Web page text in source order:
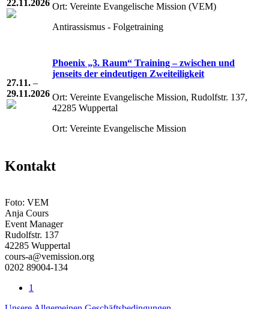
22.11.2026 Ort: Vereinte Evangelische Mission (VEM)
Antirassismus - Folgetraining
27.11. –
29.11.2026
Phoenix „3. Raum“ Training – zwischen und
jenseits der eindeutigen Zweiteiligkeit
Ort: Vereinte Evangelische Mission, Rudolfstr. 137,
42285 Wuppertal
Ort: Vereinte Evangelische Mission
Kontakt
Foto: VEM
Anja Cours
Event Manager
Rudolfstr. 137
42285 Wuppertal
cours-a@vemission.org
0202 89004-134
1